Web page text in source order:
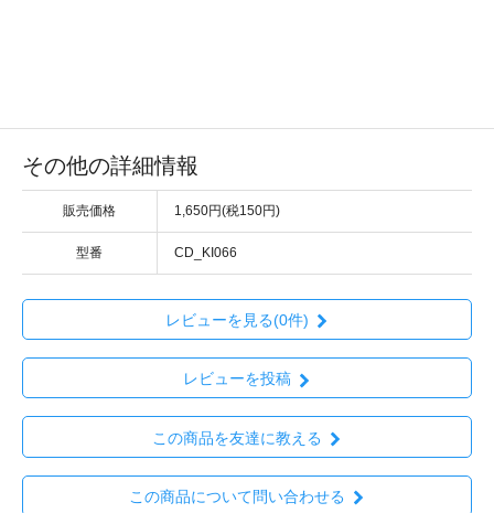
その他の詳細情報
販売価格 1,650円(税150円)
型番 CD_KI066
レビューを見る(0件)
レビューを投稿
この商品を友達に教える
この商品について問い合わせる